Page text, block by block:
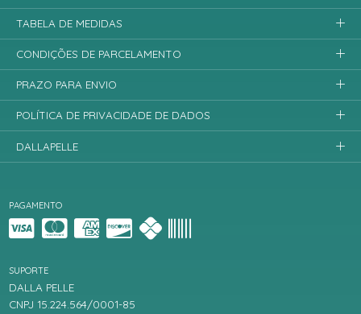
PAGAMENTO
SUPORTE
DALLA PELLE
CNPJ 15.224.564/0001-85
TABELA DE MEDIDAS
CONDIÇÕES DE PARCELAMENTO
PRAZO PARA ENVIO
POLÍTICA DE PRIVACIDADE DE DADOS
DALLAPELLE